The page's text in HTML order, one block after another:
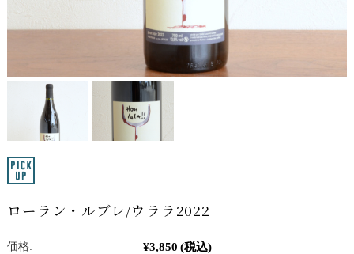
ローラン・ルブレ/ウララ2022
価格: ¥3,850 (税込)